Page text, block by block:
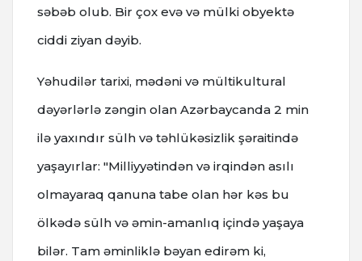
səbəb olub. Bir çox evə və mülki obyektə
ciddi ziyan dəyib.
Yəhudilər tarixi, mədəni və mültikultural
dəyərlərlə zəngin olan Azərbaycanda 2 min
ilə yaxındır sülh və təhlükəsizlik şəraitində
yaşayırlar: "Milliyyətindən və irqindən asılı
olmayaraq qanuna tabe olan hər kəs bu
ölkədə sülh və əmin-amanlıq içində yaşaya
bilər. Tam əminliklə bəyan edirəm ki,